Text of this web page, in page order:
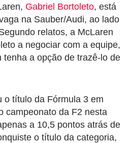
Gabriel Bortoleto, está
na Sauber/Audi, ao lado
relatos, a McLaren
a negociar com a equipe,
tenha a opção de trazê-lo de
o título da Fórmula 3 em
campeonato da F2 nesta
a 10,5 pontos atrás de
o título da categoria,